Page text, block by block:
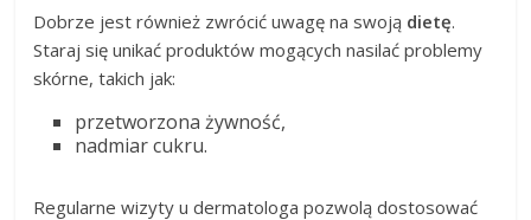
Dobrze jest również zwrócić uwagę na swoją dietę.
Staraj się unikać produktów mogących nasilać problemy
skórne, takich jak:
przetworzona żywność,
nadmiar cukru.
Regularne wizyty u dermatologa pozwolą dostosować